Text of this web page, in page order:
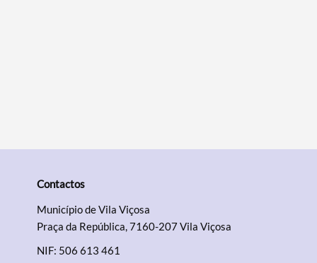
Contactos
Município de Vila Viçosa
Praça da República, 7160-207 Vila Viçosa
NIF: 506 613 461